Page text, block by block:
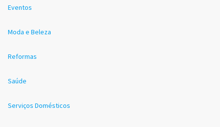
Eventos
Moda e Beleza
Reformas
Saúde
Serviços Domésticos